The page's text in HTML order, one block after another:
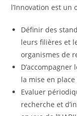
l’Innovation est un
Définir des
leurs filières et
organismes de
D’accompagner
la mise en
Evaluer
recherche et